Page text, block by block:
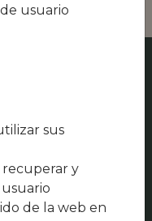
usuario
sus
recuperar y
de la web en